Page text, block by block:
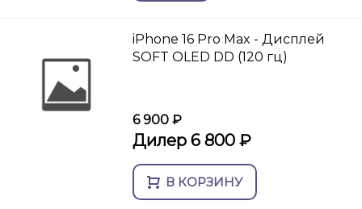
iPhone 16 Pro Max - Дисплей
SOFT OLED DD (120 гц)
6 900 ₽
Дилер 6 800 ₽
В КОРЗИНУ